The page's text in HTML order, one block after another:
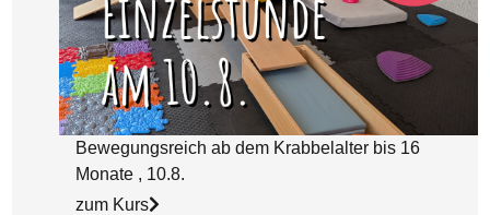
Bewegungsreich ab dem Krabbelalter bis 16
Monate , 10.8.
zum Kurs